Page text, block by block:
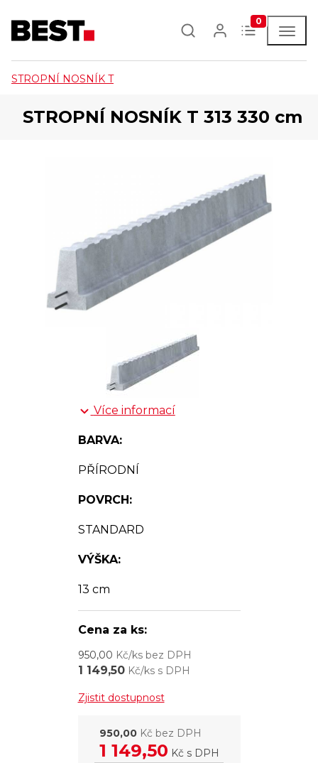
0
STROPNÍ NOSNÍK T
STROPNÍ NOSNÍK T 313 330 cm
Více informací
BARVA:
PŘÍRODNÍ
POVRCH:
STANDARD
VÝŠKA:
13 cm
Cena za ks:
950,00 Kč/ks bez DPH
1 149,50Kč/ks s DPH
Zjistit dostupnost
950,00Kč bez DPH
1 149,50 Kč s DPH